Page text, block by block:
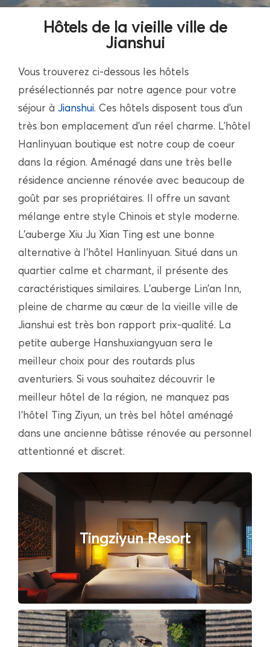
Hôtels de la vieille ville de
Jianshui
Vous trouverez ci-dessous les hôtels
présélectionnés par notre agence pour votre
séjour à Jianshui. Ces hôtels disposent tous d’un
très bon emplacement d’un réel charme. L’hôtel
Hanlinyuan boutique est notre coup de coeur
dans la région. Aménagé dans une très belle
résidence ancienne rénovée avec beaucoup de
goût par ses propriétaires. Il offre un savant
mélange entre style Chinois et style moderne.
L’auberge Xiu Ju Xian Ting est une bonne
alternative à l’hôtel Hanlinyuan. Situé dans un
quartier calme et charmant, il présente des
caractéristiques similaires. L’auberge Lin’an Inn,
pleine de charme au cœur de la vieille ville de
Jianshui est très bon rapport prix-qualité. La
petite auberge Hanshuxiangyuan sera le
meilleur choix pour des routards plus
aventuriers. Si vous souhaitez découvrir le
meilleur hôtel de la région, ne manquez pas
l’hôtel Ting Ziyun, un très bel hôtel aménagé
dans une ancienne bâtisse rénovée au personnel
attentionné et discret.
Tingziyun Resort